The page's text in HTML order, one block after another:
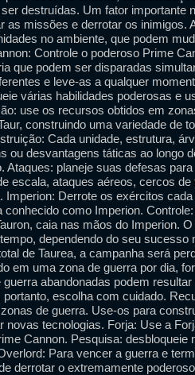
destruídas. Um fator importante
as missões e derrotar os inimigos.
no ambiente, que podem
Controle o poderoso Prime
que podem ser disparadas
e leve-as a qualquer
várias habilidades poderosas e
use os recursos obtidos em
construindo uma variedade de
Cada unidade, estrutura,
ou desvantagens táticas ao longo
Ataques: planeje suas defesas
escala, ataques aéreos, cercos
Imperion: Derrote os exércitos
conhecido como Imperion.
caia nas mãos do Imperion.
dependendo do seu
de Taurea, a campanha será
em uma zona de guerra por dia,
guerra abandonadas podem
portanto, escolha com cuidado.
de guerra. Use-os para
novas tecnologias. Forja: Use a
Cannon. Pesquisa:
Para vencer a guerra e
derrotar o extremamente